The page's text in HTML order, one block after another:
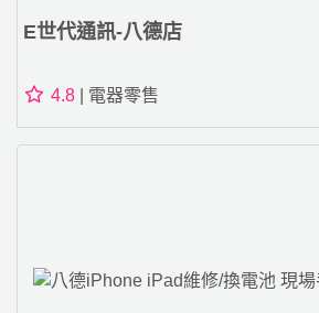
E世代通訊-八德店
4.8 | 電器零售